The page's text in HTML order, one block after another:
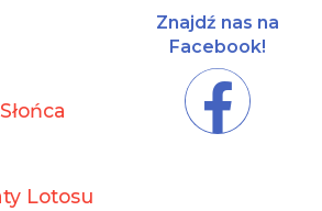
Lotosu
Znajdź nas na
Facebook!